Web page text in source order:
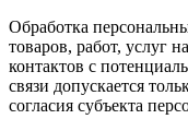
Обработка
товаров, работ, услуг
контактов с
связи допускается
согласия субъекта